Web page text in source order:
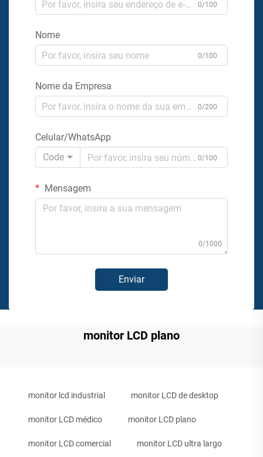
0/100
Nome
0/100
Nome da Empresa
0/200
Celular/WhatsApp
Code
0/100
Mensagem
0/1000
Enviar
monitor LCD plano
monitor lcd industrial monitor LCD de desktop
monitor LCD médico monitor LCD plano
monitor LCD comercial monitor LCD ultra largo